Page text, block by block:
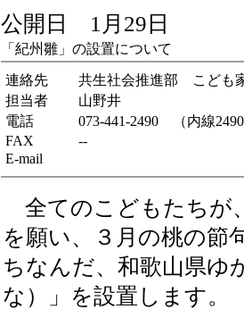
公開日 1月29日
「紀州雛」の設置について
連絡先
共生社会推進部 こども
担当者
山野井
電話
073-441-2490 （内線
FAX
--
E-mail
全てのこどもたちが
を願い、３月の桃の節
ちなんだ、和歌山県ゆ
な）」を設置します。